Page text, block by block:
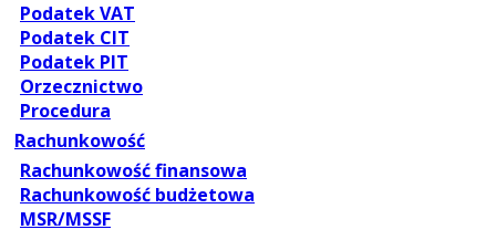
Podatek VAT
Podatek CIT
Podatek PIT
Orzecznictwo
Procedura
Rachunkowość
Rachunkowość finansowa
Rachunkowość budżetowa
MSR/MSSF